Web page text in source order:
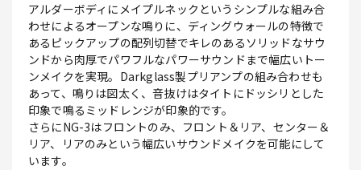
アルダーボディにメイプルネックというシンプルな組み合
わせによるオープンな鳴りに、ディングウォールの特徴で
あるピックアップの配列切替でキレのあるソリッドなサウ
ンドから肉厚でパワフルなパワーサウンドまで幅広いトー
ンメイクを実現。Darkglass製プリアンプの組み合わせも
あって、鳴りは図太く、音抜けはタイトにドッシリとした
印象で鳴るミッドレンジが印象的です。
さらにNG-3はフロントのみ、フロント＆リア、センター＆
リア、リアのみという幅広いサウンドメイクを可能にして
います。